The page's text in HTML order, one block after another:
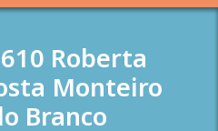
Roberta
Monteiro
Branco